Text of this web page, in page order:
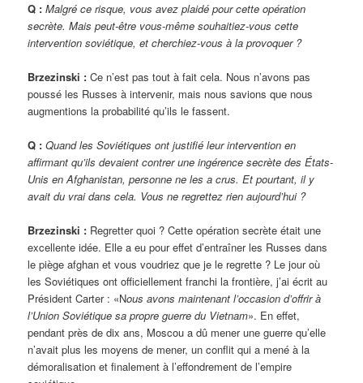
Q : Malgré ce risque, vous avez plaidé pour cette opération
secrète. Mais peut-être vous-même souhaitiez-vous cette
intervention soviétique, et cherchiez-vous à la provoquer ?
Brzezinski : Ce n’est pas tout à fait cela. Nous n’avons pas
poussé les Russes à intervenir, mais nous savions que nous
augmentions la probabilité qu’ils le fassent.
Q : Quand les Soviétiques ont justifié leur intervention en
affirmant qu’ils devaient contrer une ingérence secrète des États-
Unis en Afghanistan, personne ne les a crus. Et pourtant, il y
avait du vrai dans cela. Vous ne regrettez rien aujourd’hui ?
Brzezinski : Regretter quoi ? Cette opération secrète était une
excellente idée. Elle a eu pour effet d’entraîner les Russes dans
le piège afghan et vous voudriez que je le regrette ? Le jour où
les Soviétiques ont officiellement franchi la frontière, j’ai écrit au
Président Carter : «Nous avons maintenant l’occasion d’offrir à
l’Union Soviétique sa propre guerre du Vietnam». En effet,
pendant près de dix ans, Moscou a dû mener une guerre qu’elle
n’avait plus les moyens de mener, un conflit qui a mené à la
démoralisation et finalement à l’effondrement de l’empire